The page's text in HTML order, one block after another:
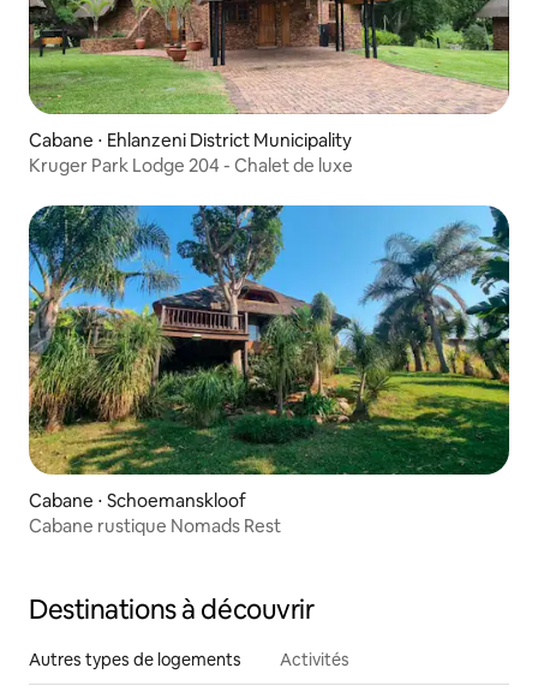
Cabane ⋅ Ehlanzeni District Municipality
Kruger Park Lodge 204 - Chalet de luxe
Cabane ⋅ Schoemanskloof
Cabane rustique Nomads Rest
Destinations à découvrir
Autres types de logements Activités